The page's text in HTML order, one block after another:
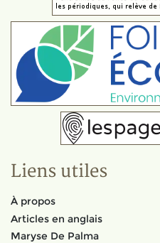
Liens utiles
À propos
Articles en anglais
Maryse De Palma